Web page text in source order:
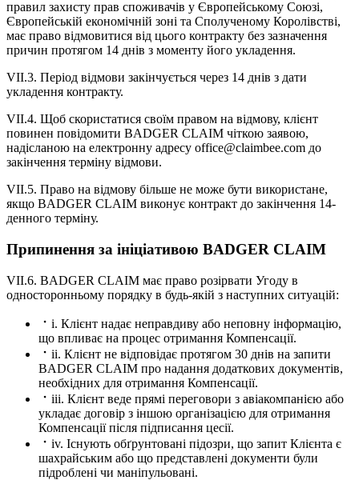
правил захисту прав споживачів у Європейському Союзі,
Європейській економічній зоні та Сполученому Королівстві,
має право відмовитися від цього контракту без зазначення
причин протягом 14 днів з моменту його укладення.
VII.3. Період відмови закінчується через 14 днів з дати
укладення контракту.
VII.4. Щоб скористатися своїм правом на відмову, клієнт
повинен повідомити BADGER CLAIM чіткою заявою,
надісланою на електронну адресу office@claimbee.com до
закінчення терміну відмови.
VII.5. Право на відмову більше не може бути використане,
якщо BADGER CLAIM виконує контракт до закінчення 14-
денного терміну.
Припинення за ініціативою BADGER CLAIM
VII.6. BADGER CLAIM має право розірвати Угоду в
односторонньому порядку в будь-якій з наступних ситуацій:
i. Клієнт надає неправдиву або неповну інформацію,
що впливає на процес отримання Компенсації.
ii. Клієнт не відповідає протягом 30 днів на запити
BADGER CLAIM про надання додаткових документів,
необхідних для отримання Компенсації.
iii. Клієнт веде прямі переговори з авіакомпанією або
укладає договір з іншою організацією для отримання
Компенсації після підписання цесії.
iv. Існують обґрунтовані підозри, що запит Клієнта є
шахрайським або що представлені документи були
підроблені чи маніпульовані.